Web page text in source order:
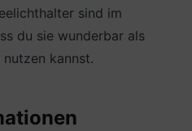
sind im
du sie wunderbar als
kannst.